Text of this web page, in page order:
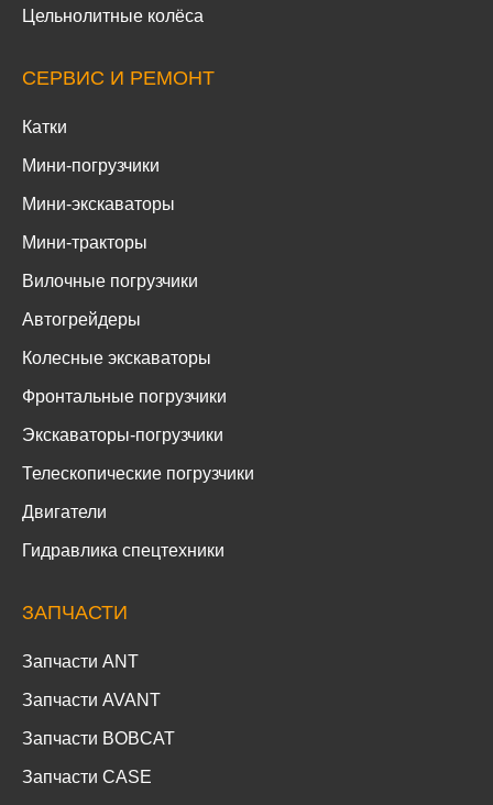
Цельнолитные колёса
СЕРВИС И РЕМОНТ
Катки
Мини-погрузчики
Мини-экскаваторы
Мини-тракторы
Вилочные погрузчики
Автогрейдеры
Колесные экскаваторы
Фронтальные погрузчики
Экскаваторы-погрузчики
Телескопические погрузчики
Двигатели
Гидравлика спецтехники
ЗАПЧАСТИ
Запчасти ANT
Запчасти AVANT
Запчасти BOBCAT
Запчасти CASE